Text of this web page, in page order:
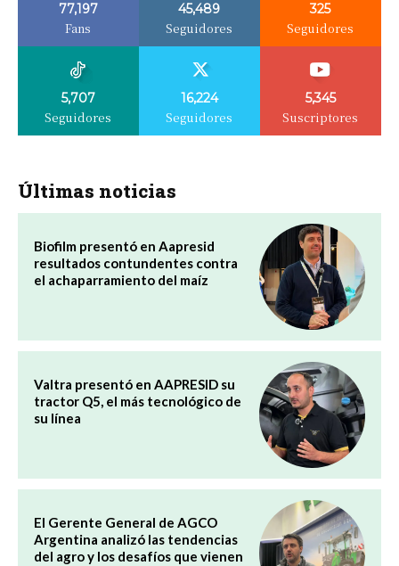
77,197
Fans
45,489
Seguidores
325
Seguidores
5,707
Seguidores
16,224
Seguidores
5,345
Suscriptores
Últimas noticias
Biofilm presentó en Aapresid
resultados contundentes contra
el achaparramiento del maíz
Valtra presentó en AAPRESID su
tractor Q5, el más tecnológico de
su línea
El Gerente General de AGCO
Argentina analizó las tendencias
del agro y los desafíos que vienen